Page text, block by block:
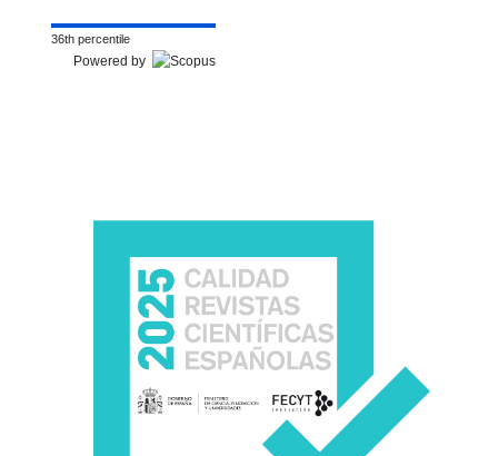
36th percentile
Powered by